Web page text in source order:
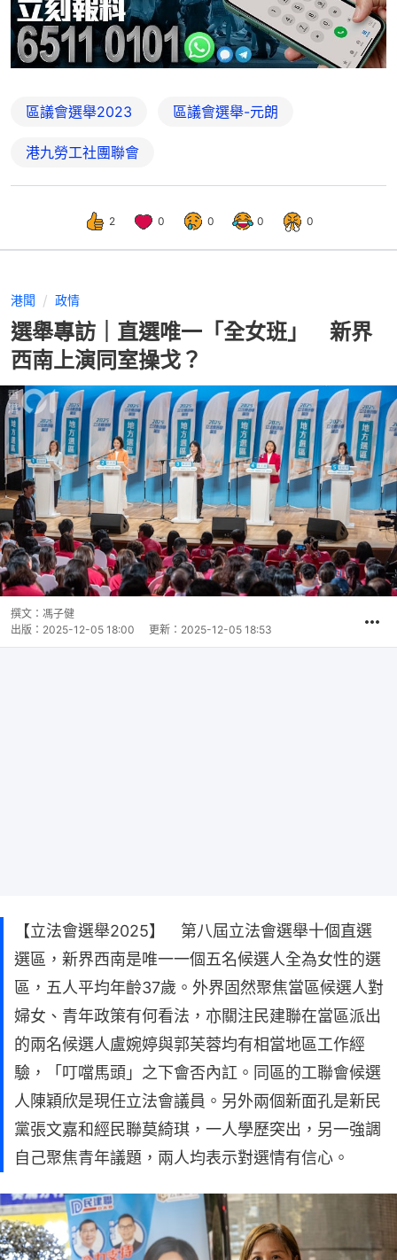
區議會選舉2023 區議會選舉-元朗
港九勞工社團聯會
2 0 0 0 0
港聞 政情
選舉專訪｜直選唯一「全女班」 新界
西南上演同室操戈？
撰文： 馮子健
出版： 2025-12-05 18:00 更新： 2025-12-05 18:53
【立法會選舉2025】 第八屆立法會選舉十個直選
選區，新界西南是唯一一個五名候選人全為女性的選
區，五人平均年齡37歲。外界固然聚焦當區候選人對
婦女、青年政策有何看法，亦關注民建聯在當區派出
的兩名候選人盧婉婷與郭芙蓉均有相當地區工作經
驗，「叮噹馬頭」之下會否內訌。同區的工聯會候選
人陳穎欣是現任立法會議員。另外兩個新面孔是新民
黨張文嘉和經民聯莫綺琪，一人學歷突出，另一強調
自己聚焦青年議題，兩人均表示對選情有信心。